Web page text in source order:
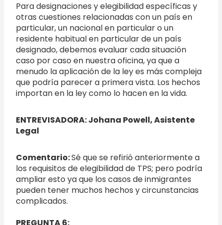
Para designaciones y elegibilidad específicas y
otras cuestiones relacionadas con un país en
particular, un nacional en particular o un
residente habitual en particular de un país
designado, debemos evaluar cada situación
caso por caso en nuestra oficina, ya que a
menudo la aplicación de la ley es más compleja
que podría parecer a primera vista. Los hechos
importan en la ley como lo hacen en la vida.
ENTREVISADORA: Johana Powell, Asistente
Legal
Comentario:Sé que se refirió anteriormente a
los requisitos de elegibilidad de TPS; pero podría
ampliar esto ya que los casos de inmigrantes
pueden tener muchos hechos y circunstancias
complicados.